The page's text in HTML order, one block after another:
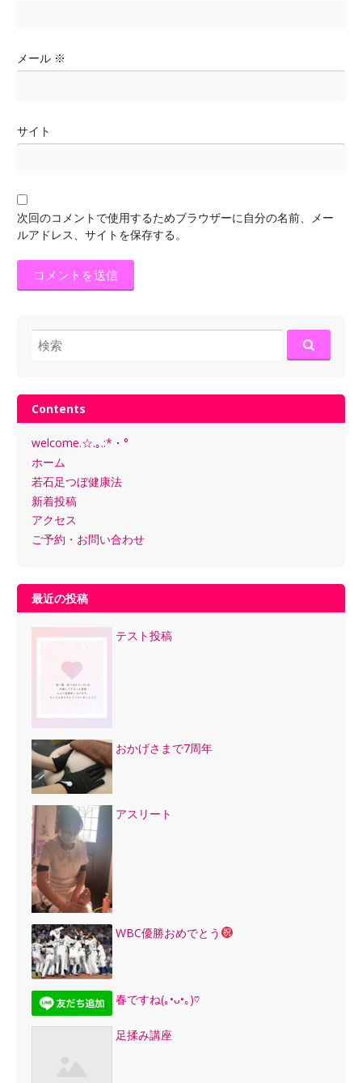
メール ※
サイト
次回のコメントで使用するためブラウザーに自分の名前、メー
ルアドレス、サイトを保存する。
検
索:
Contents
welcome.☆.｡.:*・°
ホーム
若石足つぼ健康法
新着投稿
アクセス
ご予約・お問い合わせ
最近の投稿
テスト投稿
おかげさまで7周年
アスリート
WBC優勝おめでとう
春ですね(｡•ᴗ•｡)♡
足揉み講座